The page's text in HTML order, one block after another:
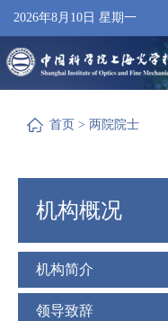
2026年8月10日 星期一
首页 > 两院院士
机构概况
机构简介
领导致辞